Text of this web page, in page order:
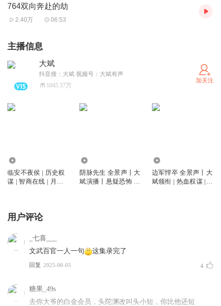
764双向奔赴的劫
2.40万 06:53
主播信息
大斌
抖音搜：大斌 视频号：大斌有声
1045.37万
加关注
临安不夜侯 | 历史权
谋 | 智商在线 | 月关
阴脉先生 全景声丨大
斌演播丨悬疑恐怖 |
边军悍卒 全景声丨大
斌领衔 | 热血权谋 |
用户评论
_七喜___
文武百官一人一句
这集录完了
回复 2025-06-05 4
糖果_49s
去你大爷的白金会员，头陀渊改叫头小短，你比他还短